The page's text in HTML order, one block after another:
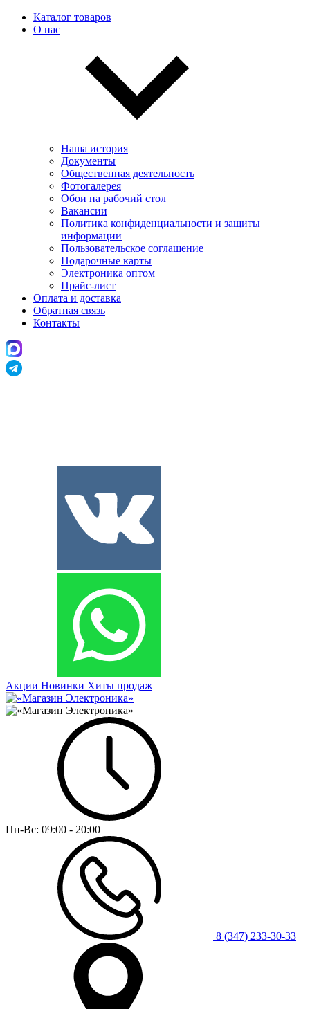
Каталог товаров
О нас
Наша история
Документы
Общественная деятельность
Фотогалерея
Обои на рабочий стол
Вакансии
Политика конфиденциальности и защиты
информации
Пользовательскоe соглашение
Подарочные карты
Электроника оптом
Прайс-лист
Оплата и доставка
Обратная связь
Контакты
Акции Новинки Хиты продаж
Пн-Вс: 09:00 - 20:00
8 (347) 233-30-33